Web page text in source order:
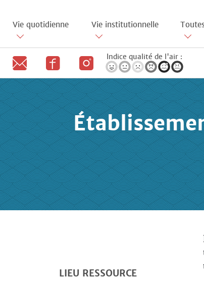
contenu
principal
Vie quotidienne Vie institutionnelle
Indice qualité de l'air :
LIEU RESSOURCE